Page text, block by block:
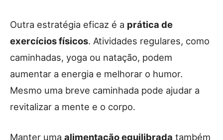
Outra estratégia eficaz é a prática de
exercícios físicos. Atividades regulares, como
caminhadas, yoga ou natação, podem
aumentar a energia e melhorar o humor.
Mesmo uma breve caminhada pode ajudar a
revitalizar a mente e o corpo.
Manter uma alimentação equilibrada também